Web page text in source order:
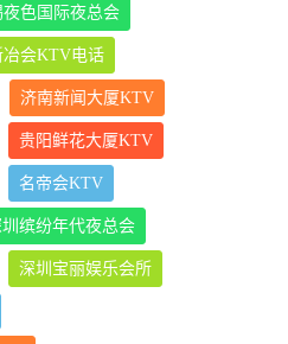
夜色国际夜总会
冶会KTV电话
济南新闻大厦KTV
贵阳鲜花大厦KTV
名帝会KTV
缤纷年代夜总会
深圳宝丽娱乐会所